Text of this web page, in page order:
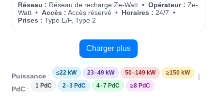
Réseau : Réseau de recharge Ze-Watt • Opérateur : Ze-
Watt • Accès : Accès réservé • Horaires : 24/7 •
Prises : Type E/F, Type 2
Charger plus
Puissance : ≤22 kW 23–49 kW 50–149 kW ≥150 kW
|
PdC : 1 PdC 2–3 PdC 4–7 PdC ≥8 PdC